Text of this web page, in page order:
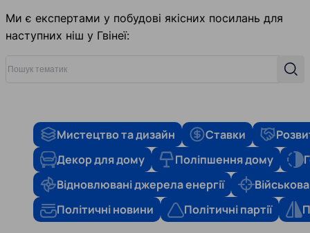
Ми є експертами у побудові якісних посилань для
наступних ніш у Гвінеї:
Мистецтво та дизайн Ставки
Декор для дому
Поліпшення дому
Відновлювані джерела енергії
Політичні новини
Політичні партії